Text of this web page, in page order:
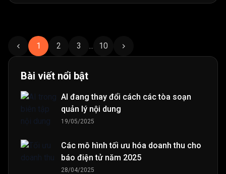
1 2 3 ... 10
Bài viết nổi bật
AI đang thay đổi cách các tòa soạn
quản lý nội dung
19/05/2025
Các mô hình tối ưu hóa doanh thu cho
báo điện tử năm 2025
28/04/2025